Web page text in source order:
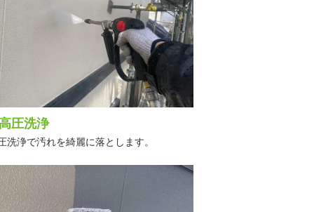
圧洗浄
洗浄で汚れを綺麗に落とします。